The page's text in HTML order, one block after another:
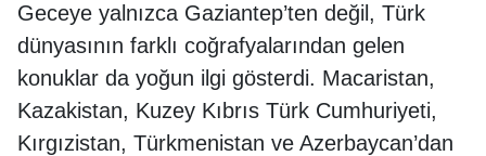
Geceye yalnızca Gaziantep’ten değil, Türk
dünyasının farklı coğrafyalarından gelen
konuklar da yoğun ilgi gösterdi. Macaristan,
Kazakistan, Kuzey Kıbrıs Türk Cumhuriyeti,
Kırgızistan, Türkmenistan ve Azerbaycan’dan